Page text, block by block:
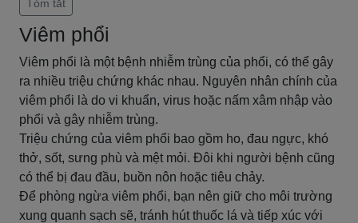
Tóm tắt
Viêm phổi
Viêm phổi là một bệnh nhiễm trùng của phổi, có thể gây
ra nhiều triệu chứng khác nhau. Nguyên nhân chính của
viêm phổi là do vi khuẩn, virus hoặc nấm xâm nhập vào
phổi và gây nhiễm trùng.
Triệu chứng của viêm phổi bao gồm ho, đau ngực, khó
thở, sốt, sưng phù và mệt mỏi. Đôi khi người bệnh cũng
có thể bị đau đầu, buồn nôn hoặc tiêu chảy.
Để phòng ngừa viêm phổi, bạn nên giữ cho môi trường
xung quanh sạch sẽ, tránh hút thuốc lá và tiếp xúc với